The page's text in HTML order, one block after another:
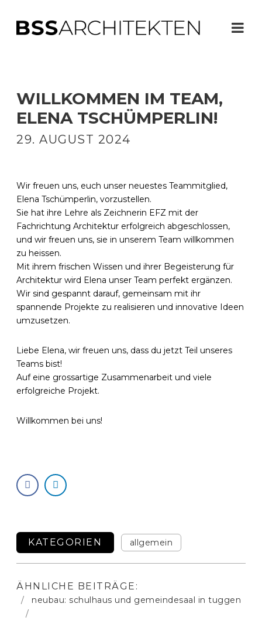
WILLKOMMEN IM TEAM,
ELENA TSCHÜMPERLIN!
29. AUGUST 2024
Wir freuen uns, euch unser neuestes Teammitglied,
Elena Tschümperlin, vorzustellen.
Sie hat ihre Lehre als Zeichnerin EFZ mit der
Fachrichtung Architektur erfolgreich abgeschlossen,
und wir freuen uns, sie in unserem Team willkommen
zu heissen.
Mit ihrem frischen Wissen und ihrer Begeisterung für
Architektur wird Elena unser Team perfekt ergänzen.
Wir sind gespannt darauf, gemeinsam mit ihr
spannende Projekte zu realisieren und innovative Ideen
umzusetzen.
Liebe Elena, wir freuen uns, dass du jetzt Teil unseres
Teams bist!
Auf eine grossartige Zusammenarbeit und viele
erfolgreiche Projekt.
Willkommen bei uns!
KATEGORIEN allgemein
ÄHNLICHE BEITRÄGE:
neubau: schulhaus und gemeindesaal in tuggen